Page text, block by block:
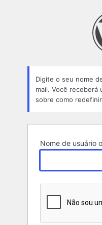
Digite o seu nome
mail. Você receberá
sobre como
Nome de usuário